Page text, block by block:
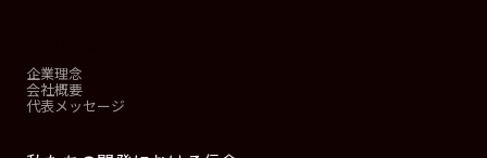
企業理念
会社概要
代表メッセージ